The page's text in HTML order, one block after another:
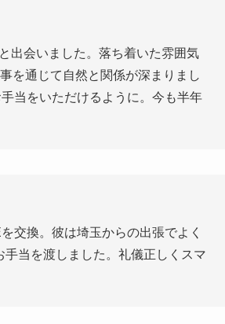
出会いました。落ち着いた雰囲気
を通じて自然と関係が深まりまし
当をいただけるように。今も半年
交換。彼は埼玉からの出張でよく
当を渡しました。礼儀正しくスマ